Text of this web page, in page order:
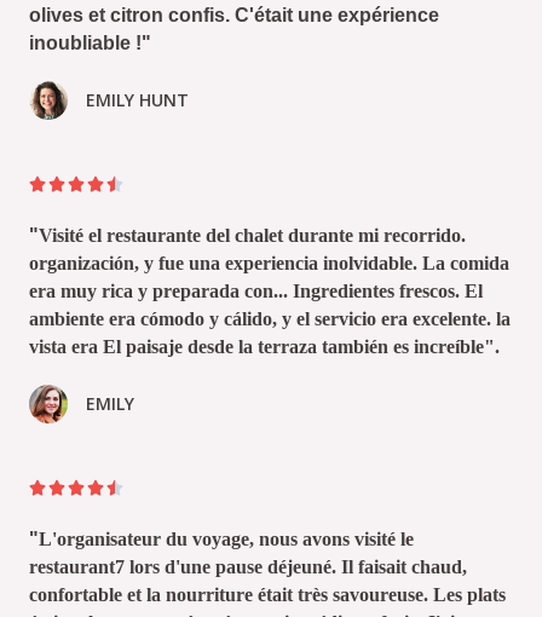
olives et citron confis. C'était une expérience
inoubliable !"
EMILY HUNT

"Visité el restaurante del chalet durante mi recorrido.
organización, y fue una experiencia inolvidable. La comida
era muy rica y preparada con... Ingredientes frescos. El
ambiente era cómodo y cálido, y el servicio era excelente. la
vista era El paisaje desde la terraza también es increíble".
EMILY

"L'organisateur du voyage, nous avons visité le
restaurant7 lors d'une pause déjeuné. Il faisait chaud,
confortable et la nourriture était très savoureuse. Les plats